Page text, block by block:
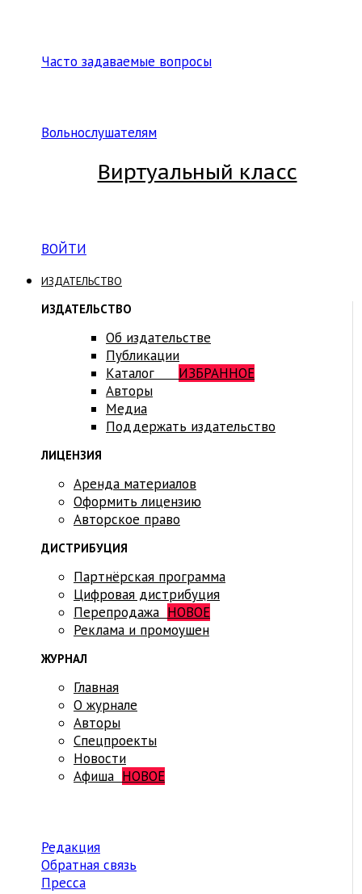
Часто задаваемые вопросы
Вольнослушателям
Виртуальный класс
ВОЙТИ
ИЗДАТЕЛЬСТВО
ИЗДАТЕЛЬСТВО
Об издательстве
Публикации
Каталог ИЗБРАННОЕ
Авторы
Медиа
Поддержать издательство
ЛИЦЕНЗИЯ
Аренда материалов
Оформить лицензию
Авторское право
ДИСТРИБУЦИЯ
Партнёрская программа
Цифровая дистрибуция
Перепродажа НОВОЕ
Реклама и промоушен
ЖУРНАЛ
Главная
О журнале
Авторы
Спецпроекты
Новости
Афиша НОВОЕ
Редакция
Обратная связь
Пресса